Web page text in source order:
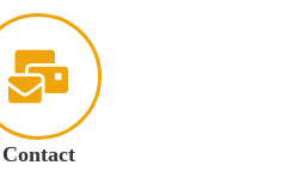
Contact